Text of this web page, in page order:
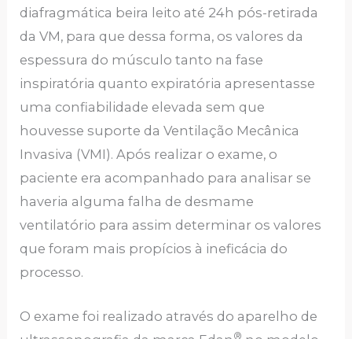
diafragmática beira leito até 24h pós-retirada
da VM, para que dessa forma, os valores da
espessura do músculo tanto na fase
inspiratória quanto expiratória apresentasse
uma confiabilidade elevada sem que
houvesse suporte da Ventilação Mecânica
Invasiva (VMI). Após realizar o exame, o
paciente era acompanhado para analisar se
haveria alguma falha de desmame
ventilatório para assim determinar os valores
que foram mais propícios à ineficácia do
processo.
O exame foi realizado através do aparelho de
®